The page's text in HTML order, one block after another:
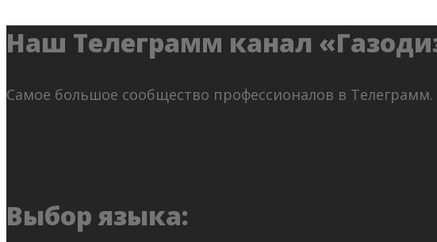
Наш Телеграмм канал
Самое большое сообщество профессионалов в
Выбор языка: